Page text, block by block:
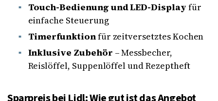
Touch-Bedienung und LED-Display für
einfache Steuerung
Timerfunktionfür zeitversetztes Kochen
Inklusive Zubehör – Messbecher,
Reislöffel, Suppenlöffel und Rezeptheft